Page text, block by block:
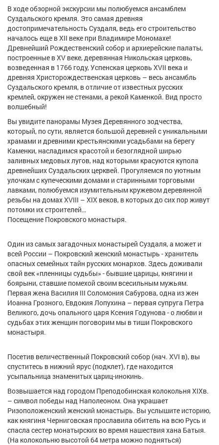
В ходе обзорной экскурсии мы полюбуемся ансамблем
Суздальского кремля. Это самая древняя
достопримечательность Суздаля, ведь его строительство
началось еще в XII веке при Владимире Мономахе!
Древнейший Рождественский собор и архиерейские палаты,
построенные в XV веке, деревянная Никольская церковь,
возведенная в 1766 году, Успенская церковь XVII века и
древняя Христорождественская церковь – весь ансамбль
Суздальского кремля, в отличие от известных русских
кремлей, окружен не стенами, а рекой Каменкой. Вид просто
волшебный!
Вы увидите панорамы Музея Деревянного зодчества,
который, по сути, является большой деревней с уникальными
храмами и древними крестьянскими усадьбами на берегу
Каменки, насладимся красотой и безоглядной ширью
заливных медовых лугов, над которыми красуются купола
древнейших Суздальских церквей. Прогуляемся по уютным
улочкам с купеческими домами и старинными торговыми
лавками, полюбуемся изумительным кружевом деревянной
резьбы на домах XVIII – XIX веков, в которых до сих пор живут
потомки их строителей…
Посещение Покровского монастыря.
Один из самых загадочных монастырей Суздаля, а может и
всей России – Покровский женский монастырь - хранитель
опасных семейных тайн русских монархов. Здесь доживали
свой век «пленницы судьбы» - бывшие царицы, княгини и
боярыни, ставшие помехой своим всесильным мужьям.
Первая жена Василия III Соломония Сабурова, одна из жен
Иоанна Грозного, Евдокия Лопухина – первая супруга Петра
Великого, дочь опального царя Ксения Годунова - о любви и
судьбах этих женщин поговорим мы в тиши Покровского
монастыря.
Посетив величественный Покровский собор (нач. XVI в), вы
спуститесь в нижний ярус (подклет), где находится
усыпальница знаменитых цариц-инокинь.
Возвышается над городом Преподобинская колокольня XIXв.
– символ победы над Наполеоном. Она украшает
Ризоположенский женский монастырь. Вы услышите историю,
как княгиня Черниговская прославила обитель на всю Русь и
спасла сестер монатырских во время нашествия хана Батыя.
(На колокольню высотой 64 метра можно подняться)